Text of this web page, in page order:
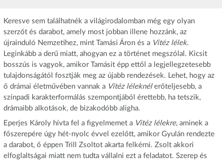
Keresve sem találhatnék a világirodalomban még egy olyan
szerzőt és darabot, amely most jobban illene hozzánk, az
újrainduló Nemzetihez, mint Tamási Áron és a Vitéz lélek.
Leginkább a derű miatt, ahogyan ez a történet megszólal. Kicsit
bosszús is vagyok, amikor Tamásit épp ettől a legjellegzetesebb
tulajdonságától fosztják meg az újabb rendezések. Lehet, hogy az
ő drámai életművében vannak a Vitéz léleknélerőteljesebb, a
színpadi karakterformálás szempontjából érettebb, ha tetszik,
drámaibb alkotások, de bizakodóbb aligha.
Eperjes Károly hívta fel a figyelmemet a Vitéz lélekre, aminek a
főszerepére úgy hét-nyolc évvel ezelőtt, amikor Gyulán rendezte
a darabot, ő éppen Trill Zsoltot akarta felkérni. Zsolt akkori
elfoglaltságai miatt nem tudta vállalni ezt a feladatot. Szerep és